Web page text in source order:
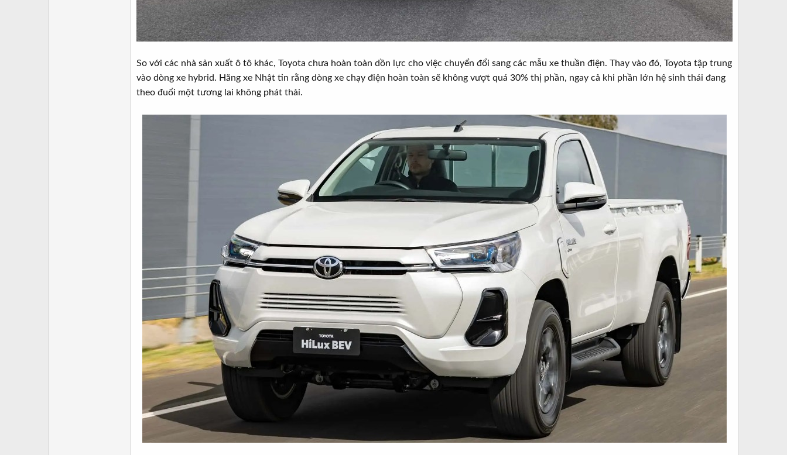
So với các nhà sản xuất ô tô khác, Toyota chưa hoàn toàn dồn lực cho việc chuyển đổi sang các mẫu xe thuần điện. Thay vào đó, Toyota tập trung
vào dòng xe hybrid. Hãng xe Nhật tin rằng dòng xe chạy điện hoàn toàn sẽ không vượt quá 30% thị phần, ngay cả khi phần lớn hệ sinh thái đang
theo đuổi một tương lai không phát thải.